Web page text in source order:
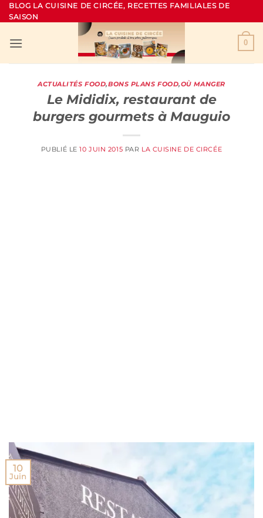
Passer
au
BLOG LA CUISINE DE CIRCÉE, RECETTES FAMILIALES DE
SAISON
0
ACTUALITÉS FOOD,BONS PLANS FOOD,OÙ MANGER
Le Mididix, restaurant de
burgers gourmets à Mauguio
PUBLIÉ LE10 JUIN 2015 PAR LA CUISINE DE CIRCÉE
10
Juin